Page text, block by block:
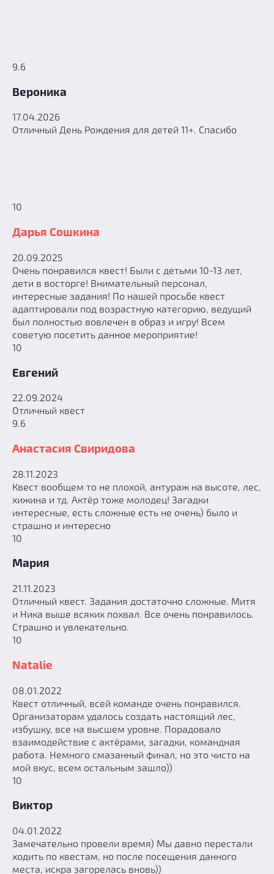
9.6
Вероника
17.04.2026
Отличный День Рождения для детей 11+. Спасибо
10
Дарья Сошкина
20.09.2025
Очень понравился квест! Были с детьми 10-13 лет,
дети в восторге! Внимательный персонал,
интересные задания! По нашей просьбе квест
адаптировали под возрастную категорию, ведущий
был полностью вовлечен в образ и игру! Всем
советую посетить данное мероприятие!
10
Евгений
22.09.2024
Отличный квест
9.6
Анастасия Свиридова
28.11.2023
Квест вообщем то не плохой, антураж на высоте, лес,
хижина и тд. Актёр тоже молодец! Загадки
интересные, есть сложные есть не очень) было и
страшно и интересно
10
Мария
21.11.2023
Отличный квест. Задания достаточно сложные. Митя
и Ника выше всяких похвал. Все очень понравилось.
Страшно и увлекательно.
10
Natalie
08.01.2022
Квест отличный, всей команде очень понравился.
Организаторам удалось создать настоящий лес,
избушку, все на высшем уровне. Порадовало
взаимодействие с актёрами, загадки, командная
работа. Немного смазанный финал, но это чисто на
мой вкус, всем остальным зашло))
10
Виктор
04.01.2022
Замечательно провели время) Мы давно перестали
ходить по квестам, но после посещения данного
места, искра загорелась вновь))